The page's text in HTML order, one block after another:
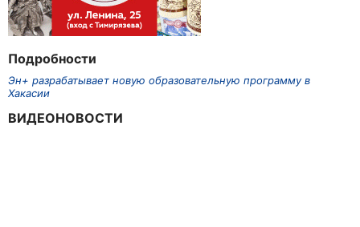
Подробности
Эн+ разрабатывает новую образовательную программу в
Хакасии
ВИДЕОНОВОСТИ